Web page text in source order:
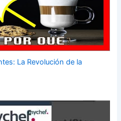
La Revolución de la